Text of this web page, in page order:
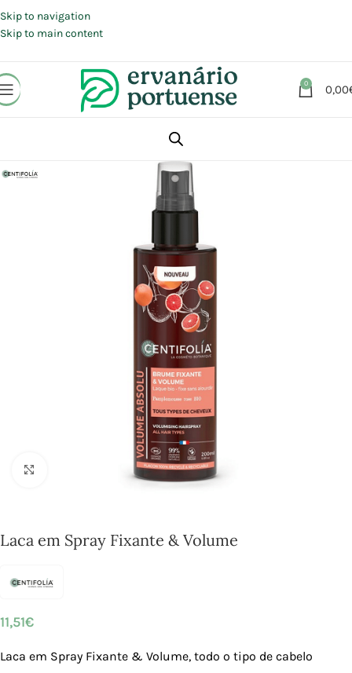
Skip to navigation
Skip to main content
0 0,00
Beleza | Cosmética | Higiene
Laca em Spray Fixante & Volume
11,51€
Laca em Spray Fixante & Volume, todo o tipo de cabelo